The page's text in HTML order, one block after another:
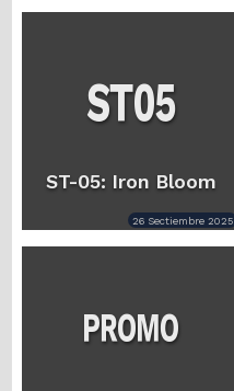
ST-05: Iron Bloom
26 Sectiembre 2025